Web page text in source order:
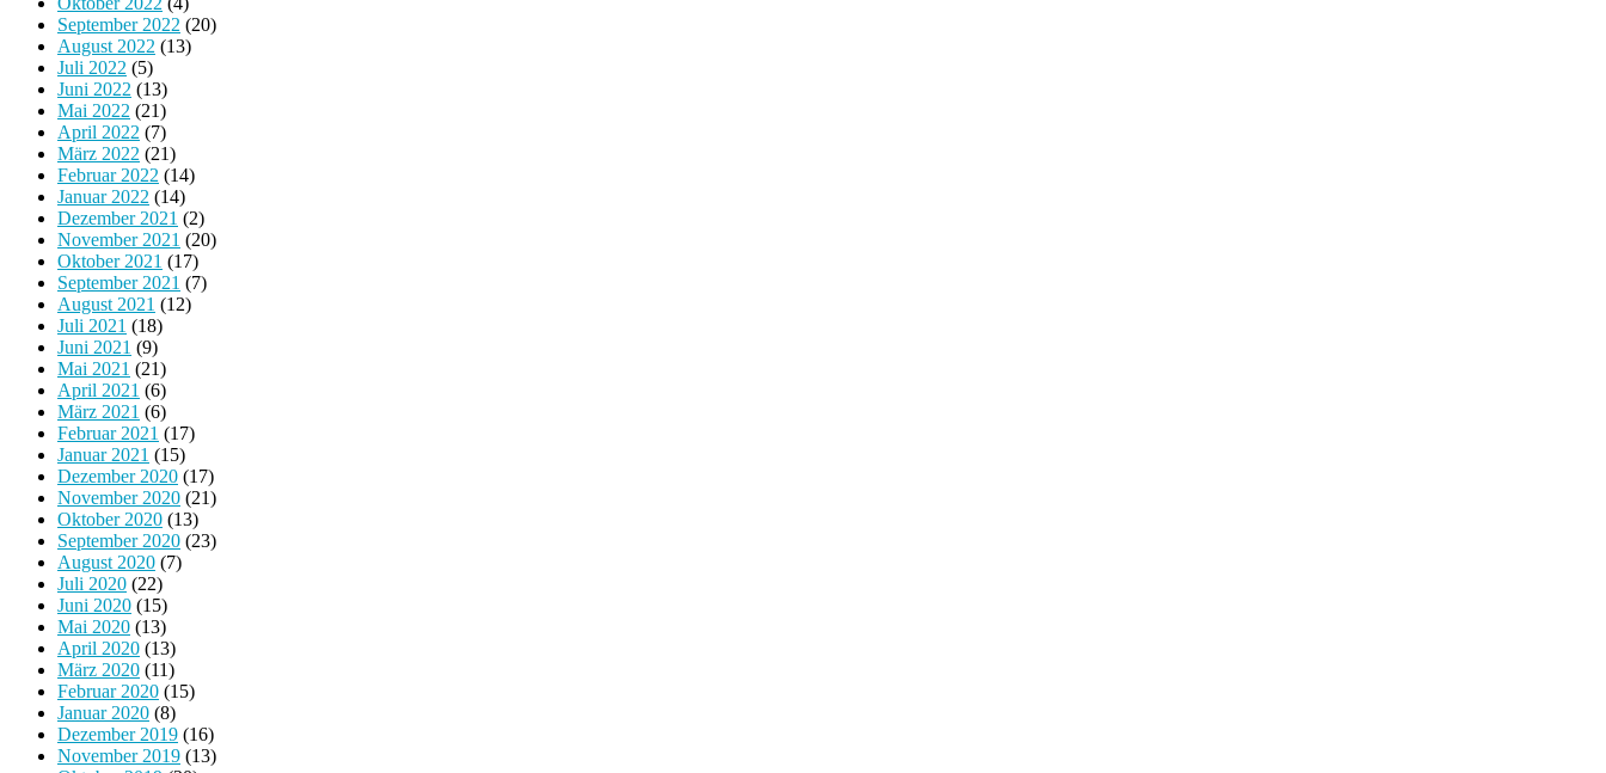
September 2022 (20)
August 2022 (13)
Juli 2022 (5)
Juni 2022 (13)
Mai 2022 (21)
April 2022 (7)
März 2022 (21)
Februar 2022 (14)
Januar 2022 (14)
Dezember 2021 (2)
November 2021 (20)
Oktober 2021 (17)
September 2021 (7)
August 2021 (12)
Juli 2021 (18)
Juni 2021 (9)
Mai 2021 (21)
April 2021 (6)
März 2021 (6)
Februar 2021 (17)
Januar 2021 (15)
Dezember 2020 (17)
November 2020 (21)
Oktober 2020 (13)
September 2020 (23)
August 2020 (7)
Juli 2020 (22)
Juni 2020 (15)
Mai 2020 (13)
April 2020 (13)
März 2020 (11)
Februar 2020 (15)
Januar 2020 (8)
Dezember 2019 (16)
November 2019 (13)